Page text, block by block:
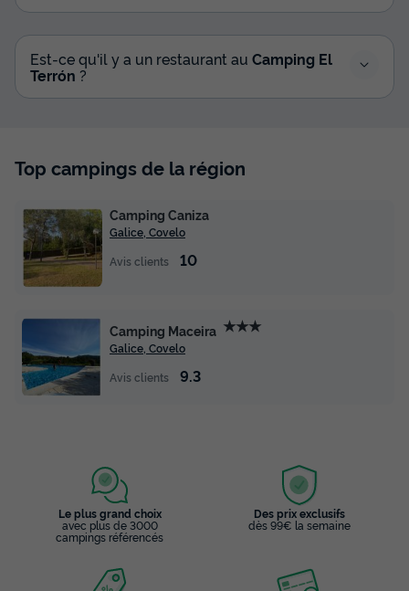
Est-ce qu'il y a un restaurant au Camping El
Terrón ?
Top campings de la région
Camping Caniza
Galice, Covelo
Avis clients
10
Camping Maceira ★★★
Galice, Covelo
Avis clients
9.3
Le plus grand choix
avec plus de 3000
campings référencés
Des prix exclusifs
dès 99€ la semaine